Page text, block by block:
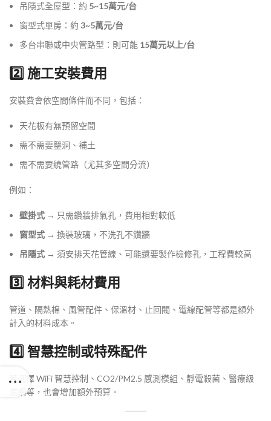
吊隱式全屋型：約 5~15萬元/台
窗型式單房：約 3~5萬元/台
多台串聯或中央管路型：則可能 15萬元以上/台
2️⃣ 施工安裝費用
安裝費會依空間條件而不同，包括：
天花板有無預留空間
需不需要鑿洞、補土
需不需要繞管路（尤其多空間分流）
例如：
壁掛式 → 只需鑽牆排氣孔，費用相對較低
窗型式 → 換裝玻璃，不洗孔不鑽牆
吊隱式 → 須安排天花管線、可能還要製作檢修孔，工程費較高
3️⃣ 材料與耗材費用
管道、隔熱棉、風管配件、保溫材、止回閥、電線配管等都是額外
計入的材料成本。
4️⃣ 智慧控制或特殊配件
若選擇 WiFi 智慧控制、CO2/PM2.5 感測模組、靜電殺菌、醫療級
濾網等，也會增加額外預算。